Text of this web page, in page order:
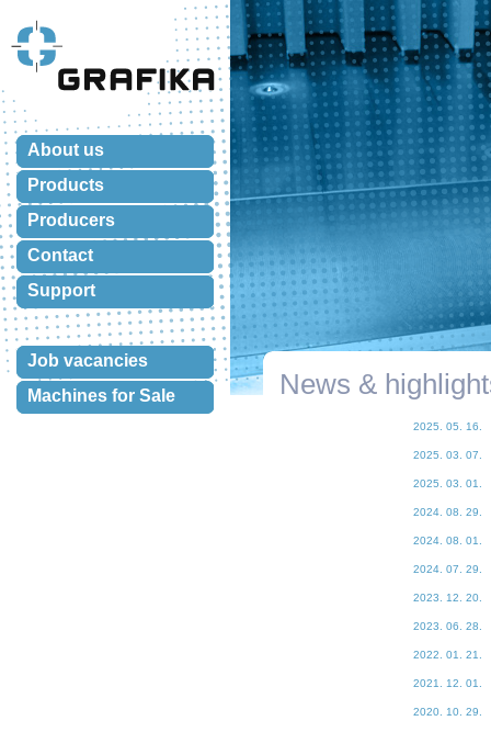
News &
2025. 05. 16.
2025. 03. 07.
2025. 03. 01.
2024. 08. 29.
2024. 08. 01.
2024. 07. 29.
2023. 12. 20.
2023. 06. 28.
2022. 01. 21.
2021. 12. 01.
2020. 10. 29.
About us
Products
Producers
Contact
Support
Job vacancies
Machines for Sale